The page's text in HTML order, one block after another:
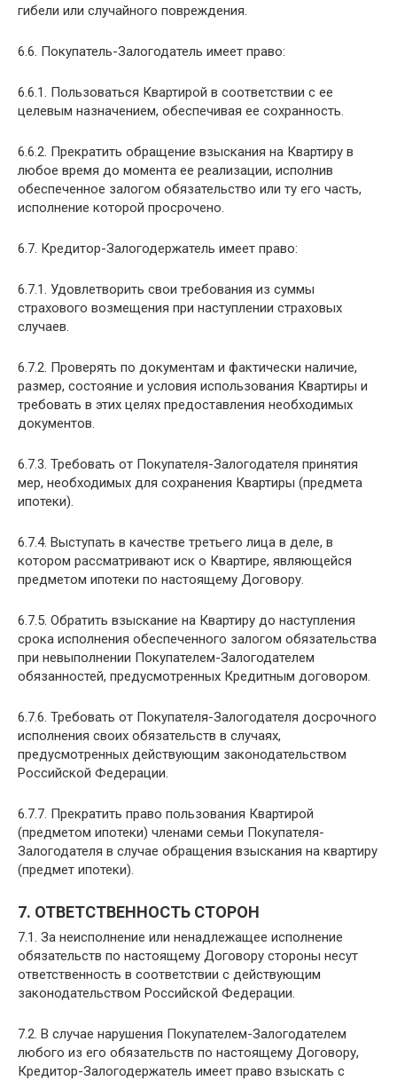
гибели или случайного повреждения.
6.6. Покупатель-Залогодатель имеет право:
6.6.1. Пользоваться Квартирой в соответствии с ее
целевым назначением, обеспечивая ее сохранность.
6.6.2. Прекратить обращение взыскания на Квартиру в
любое время до момента ее реализации, исполнив
обеспеченное залогом обязательство или ту его часть,
исполнение которой просрочено.
6.7. Кредитор-Залогодержатель имеет право:
6.7.1. Удовлетворить свои требования из суммы
страхового возмещения при наступлении страховых
случаев.
6.7.2. Проверять по документам и фактически наличие,
размер, состояние и условия использования Квартиры и
требовать в этих целях предоставления необходимых
документов.
6.7.3. Требовать от Покупателя-Залогодателя принятия
мер, необходимых для сохранения Квартиры (предмета
ипотеки).
6.7.4. Выступать в качестве третьего лица в деле, в
котором рассматривают иск о Квартире, являющейся
предметом ипотеки по настоящему Договору.
6.7.5. Обратить взыскание на Квартиру до наступления
срока исполнения обеспеченного залогом обязательства
при невыполнении Покупателем-Залогодателем
обязанностей, предусмотренных Кредитным договором.
6.7.6. Требовать от Покупателя-Залогодателя досрочного
исполнения своих обязательств в случаях,
предусмотренных действующим законодательством
Российской Федерации.
6.7.7. Прекратить право пользования Квартирой
(предметом ипотеки) членами семьи Покупателя-
Залогодателя в случае обращения взыскания на квартиру
(предмет ипотеки).
7. ОТВЕТСТВЕННОСТЬ СТОРОН
7.1. За неисполнение или ненадлежащее исполнение
обязательств по настоящему Договору стороны несут
ответственность в соответствии с действующим
законодательством Российской Федерации.
7.2. В случае нарушения Покупателем-Залогодателем
любого из его обязательств по настоящему Договору,
Кредитор-Залогодержатель имеет право взыскать с